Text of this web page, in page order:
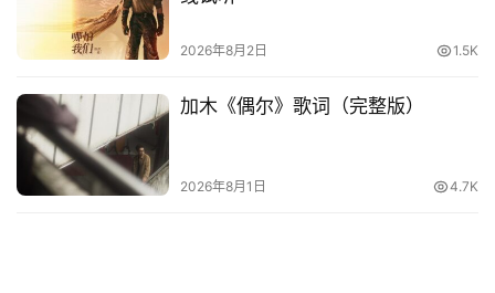
2026年8月2日 1.5K
加木《偶尔》歌词（完整版）
2026年8月1日 4.7K